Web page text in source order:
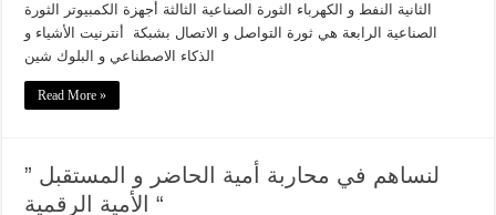
الثانية النفط و الكهرباء الثورة الصناعية الثالثة أجهزة الكمبيوتر الثورة
الصناعية الرابعة هي ثورة التواصل و الاتصال بشبكة أنترنيت الأشياء و
الذكاء الاصطناعي و البلوك شين
Read More »
لنساهم في محاربة أمية الحاضر و المستقبل ”
الأمية الرقمية “